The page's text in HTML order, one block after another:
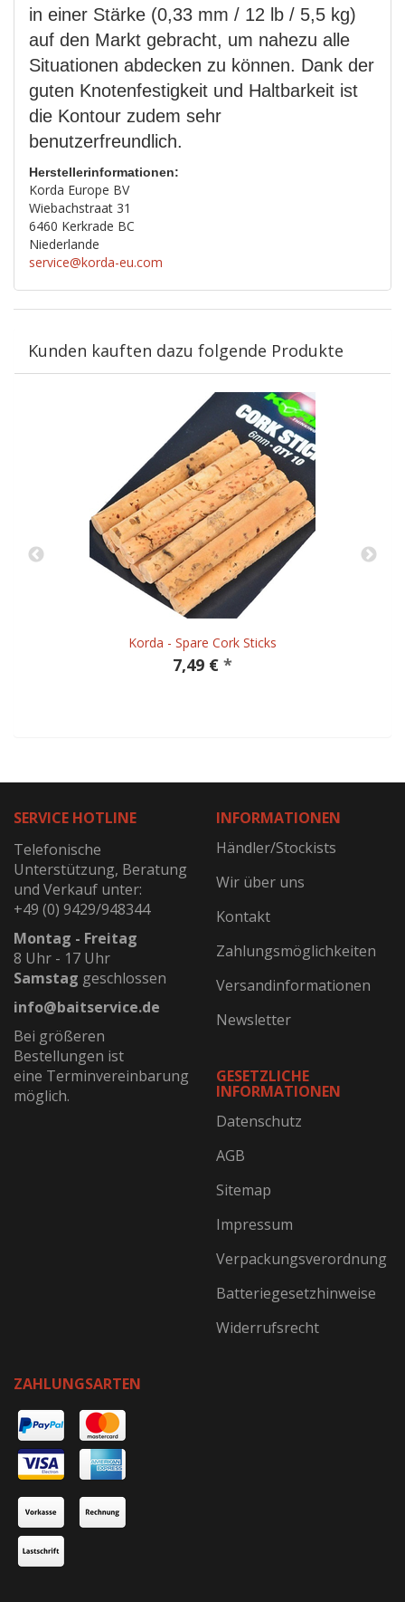
in einer Stärke (0,33 mm / 12 lb / 5,5 kg)
auf den Markt gebracht, um nahezu alle
Situationen abdecken zu können. Dank der
guten Knotenfestigkeit und Haltbarkeit ist
die Kontour zudem sehr
benutzerfreundlich.
Herstellerinformationen:
Korda Europe BV
Wiebachstraat 31
6460 Kerkrade BC
Niederlande
service@korda-eu.com
Kunden kauften dazu folgende Produkte
Korda - Spare Cork Sticks
7,49 € *
SERVICE HOTLINE
Telefonische
Unterstützung, Beratung
und Verkauf unter:
+49 (0) 9429/948344
Montag - Freitag
8 Uhr - 17 Uhr
Samstag geschlossen
info@baitservice.de
Bei größeren
Bestellungen ist
eine Terminvereinbarung
möglich.
INFORMATIONEN
Händler/Stockists
Wir über uns
Kontakt
Zahlungsmöglichkeiten
Versandinformationen
Newsletter
GESETZLICHE
INFORMATIONEN
Datenschutz
AGB
Sitemap
Impressum
Verpackungsverordnung
Batteriegesetzhinweise
Widerrufsrecht
ZAHLUNGSARTEN